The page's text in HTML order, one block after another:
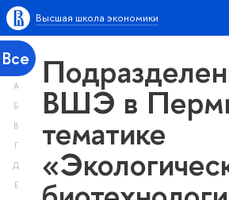
Высшая школа экономики
Все
А
Б
В
Г
Д
Е
ВШЭ в
тематике